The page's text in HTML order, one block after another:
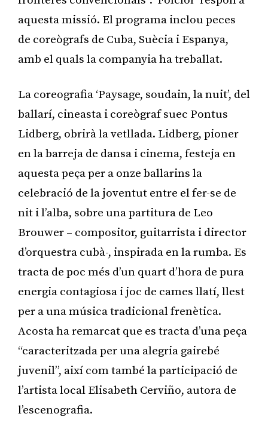
aquesta missió. El programa inclou peces
de coreògrafs de Cuba, Suècia i Espanya,
amb el quals la companyia ha treballat.
La coreografia ‘Paysage, soudain, la nuit’, del
ballarí, cineasta i coreògraf suec Pontus
Lidberg, obrirà la vetllada. Lidberg, pioner
en la barreja de dansa i cinema, festeja en
aquesta peça per a onze ballarins la
celebració de la joventut entre el fer-se de
nit i l’alba, sobre una partitura de Leo
Brouwer – compositor, guitarrista i director
d’orquestra cubà-, inspirada en la rumba. Es
tracta de poc més d’un quart d’hora de pura
energia contagiosa i joc de cames llatí, llest
per a una música tradicional frenètica.
Acosta ha remarcat que es tracta d’una peça
“caracteritzada per una alegria gairebé
juvenil”, així com també la participació de
l’artista local Elisabeth Cerviño, autora de
l’escenografia.